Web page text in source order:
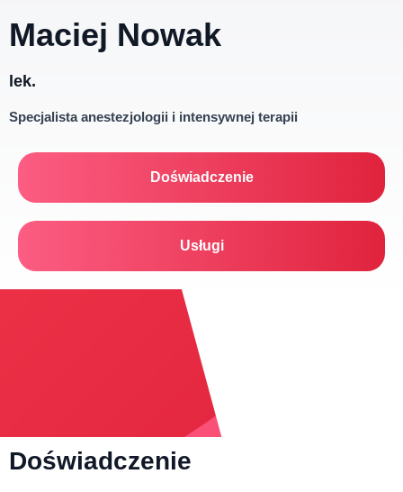
Maciej Nowak
lek.
Specjalista anestezjologii i intensywnej terapii
Doświadczenie
Usługi
Doświadczenie